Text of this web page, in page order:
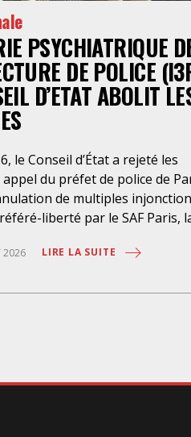
PSYCHIATRIQUE
DE POLICE
D’ETAT ABOLIT
le Conseil d’État a rejeté les
du préfet de police de
de multiples
liberté par le SAF Paris,
nouvelle décision confirme
à l’infirmerie
2026 LIRE LA SUITE